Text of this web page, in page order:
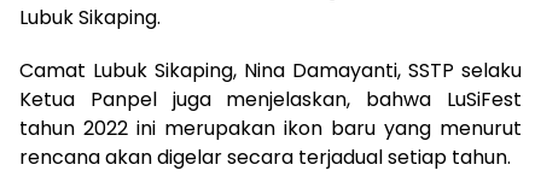
Lubuk Sikaping.
Camat Lubuk Sikaping, Nina Damayanti, SSTP selaku
Ketua Panpel juga menjelaskan, bahwa LuSiFest
tahun 2022 ini merupakan ikon baru yang menurut
rencana akan digelar secara terjadual setiap tahun.